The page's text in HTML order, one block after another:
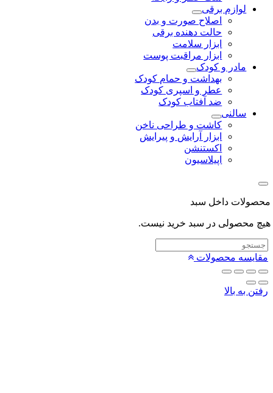
لوازم برقی
اصلاح صورت و بدن
حالت دهنده برقی
ابزار سلامت
ابزار مراقبت پوست
مادر و کودک
بهداشت و حمام کودک
عطر و اسپری کودک
ضد آفتاب کودک
سالنی
کاشت و طراحی ناخن
ابزار آرایش و پیرایش
اکستنشن
اپیلاسیون
داخل سبد
در سبد خرید نیست.
محصولات
به بالا